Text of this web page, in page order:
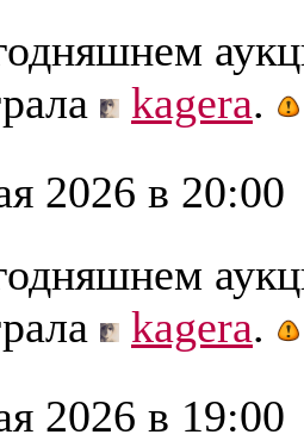
kagera.
2026 в 20:00
kagera.
2026 в 19:00